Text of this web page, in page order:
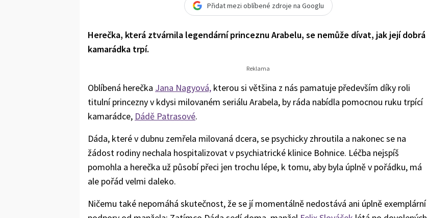
Přidat mezi oblíbené zdroje na Googlu
Herečka, která ztvárnila legendární princeznu Arabelu, se nemůže dívat, jak její dobrá
kamarádka trpí.
Oblíbená herečka Jana Nagyová, kterou si většina z nás pamatuje především díky roli
titulní princezny v kdysi milovaném seriálu Arabela, by ráda nabídla pomocnou ruku trpící
kamarádce, Dádě Patrasové.
Dáda, které v dubnu zemřela milovaná dcera, se psychicky zhroutila a nakonec se na
žádost rodiny nechala hospitalizovat v psychiatrické klinice Bohnice. Léčba nejspíš
pomohla a herečka už působí přeci jen trochu lépe, k tomu, aby byla úplně v pořádku, má
ale pořád velmi daleko.
Ničemu také nepomáhá skutečnost, že se jí momentálně nedostává ani úplně exemplární